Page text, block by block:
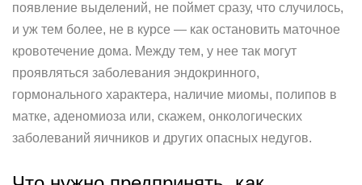
появление выделений, не поймет сразу, что случилось,
и уж тем более, не в курсе — как остановить маточное
кровотечение дома. Между тем, у нее так могут
проявляться заболевания эндокринного,
гормонального характера, наличие миомы, полипов в
матке, аденомиоза или, скажем, онкологических
заболеваний яичников и других опасных недугов.